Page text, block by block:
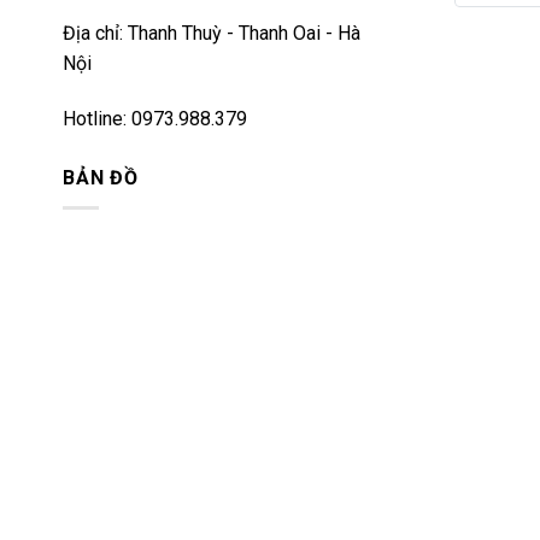
Địa chỉ: Thanh Thuỳ - Thanh Oai - Hà
Nội
Hotline: 0973.988.379
BẢN ĐỒ